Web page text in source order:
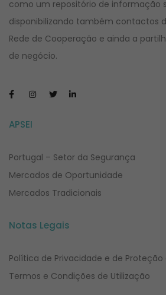
como um repositório de informação
disponibilizando também contactos
Rede de Cooperação e ainda a
de negócio.
APSEI
Portugal – Setor da Segurança
Mercados de Oportunidade
Mercados Tradicionais
Notas Legais
Política de Privacidade e de Proteção
Termos e Condições de Utilização